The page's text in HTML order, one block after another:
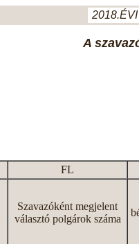
A
FL
Szavazóként megjelent
választó polgárok száma